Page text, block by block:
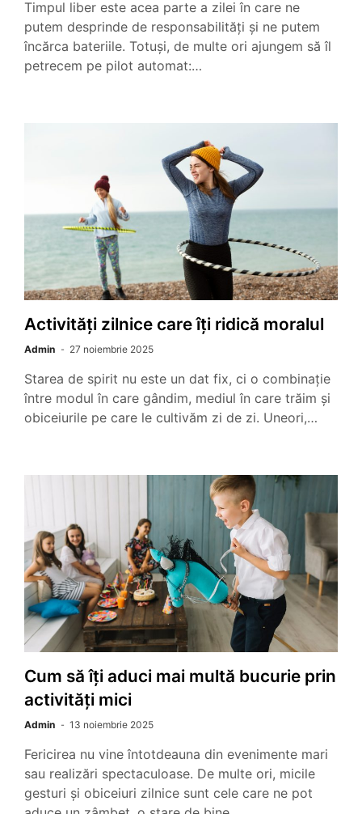
Timpul liber este acea parte a zilei în care ne
putem desprinde de responsabilități și ne putem
încărca bateriile. Totuși, de multe ori ajungem să îl
petrecem pe pilot automat:…
Activități zilnice care îți ridică moralul
Admin 27 noiembrie 2025
Starea de spirit nu este un dat fix, ci o combinație
între modul în care gândim, mediul în care trăim și
obiceiurile pe care le cultivăm zi de zi. Uneori,…
Cum să îți aduci mai multă bucurie prin
activități mici
Admin 13 noiembrie 2025
Fericirea nu vine întotdeauna din evenimente mari
sau realizări spectaculoase. De multe ori, micile
gesturi și obiceiuri zilnice sunt cele care ne pot